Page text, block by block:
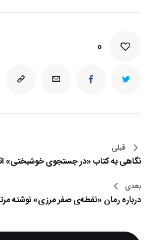
0
راهبری
نوشته
قبلی
نگاهی به کتاب «در جستجوی خوشبختی»
بعدی
درباره رمان «نقطه‌ی صفر مرزی» نوشته